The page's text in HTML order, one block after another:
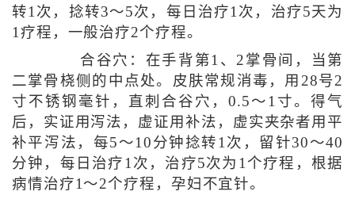
转1次，捻转3～5次，每日治疗1次，治疗5天为
1疗程，一般治疗2个疗程。
合谷穴：在手背第1、2掌骨间，当第
二掌骨桡侧的中点处。皮肤常规消毒，用28号2
寸不锈钢毫针，直刺合谷穴，0.5～1寸。得气
后，实证用泻法，虚证用补法，虚实夹杂者用平
补平泻法，每5～10分钟捻转1次，留针30～40
分钟，每日治疗1次，治疗5次为1个疗程，根据
病情治疗1～2个疗程，孕妇不宜针。